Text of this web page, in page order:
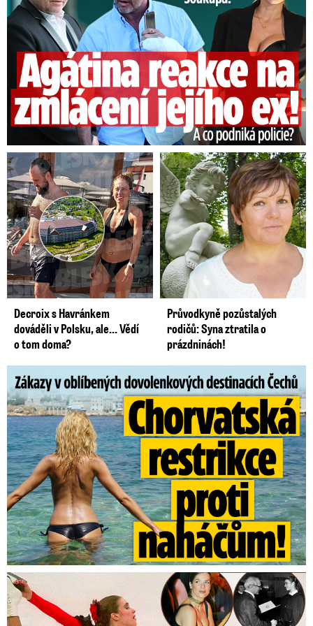
Spotřeba antigenních testů v dalších dnech
bude podle vedení školy záležet i na tom, kolik
deváťáků se bude testovat k přijímacím
zkouškám ve škole a kolik třeba jinde.Až příští
týden se tak ukáže, co zbyde do pondělí 10.
května. Při rotační výuce prvního stupně a
skupinových konzultacích druhého stupně se
podle Jiráska dosud testovalo vždy kolem 100
dětí a 35 zaměstnanců. Škola má zhruba 400
žáků.
Decroix s Havránkem
dováděli v Polsku, ale… Vědí
o tom doma?
Průvodkyně pozůstalých
rodičů: Syna ztratila o
prázdninách!
Zákazy v dovolenkových rájích: Restrikce proti naháčům!
Tajná policie špehovala krasobruslařku Wittovou: Pikantní ...